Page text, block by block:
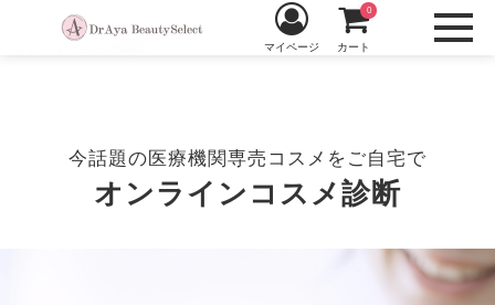
マイページ カート
0
今話題の医療機関専売コスメをご自宅で
オンラインコスメ診断